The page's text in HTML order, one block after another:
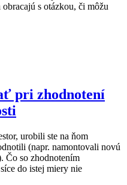
s otázkou, či môžu
pri zhodnotení
urobili ste na ňom
(napr. namontovali novú
Čo so zhodnotením
do istej miery nie